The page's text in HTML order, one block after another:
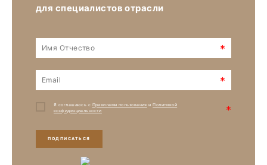
для специалистов отрасли
*
*
Я соглашаюсь с Правилами пользования иПолитикой
конфиденциальности
*
ПОДПИСАТЬСЯ